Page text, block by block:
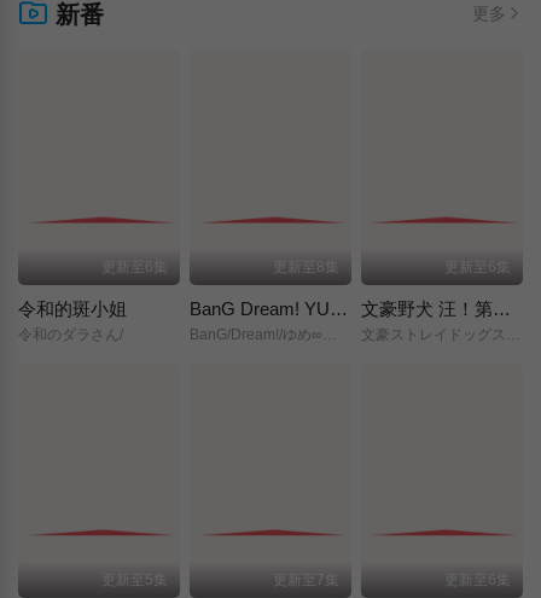
新番 更多
更新至6集
令和的斑小姐
令和のダラさん/
更新至8集
BanG Dream! YUME∞MITA
更新至6集
文豪野犬 汪！第二季
更新至5集 更新至7集 更新至6集